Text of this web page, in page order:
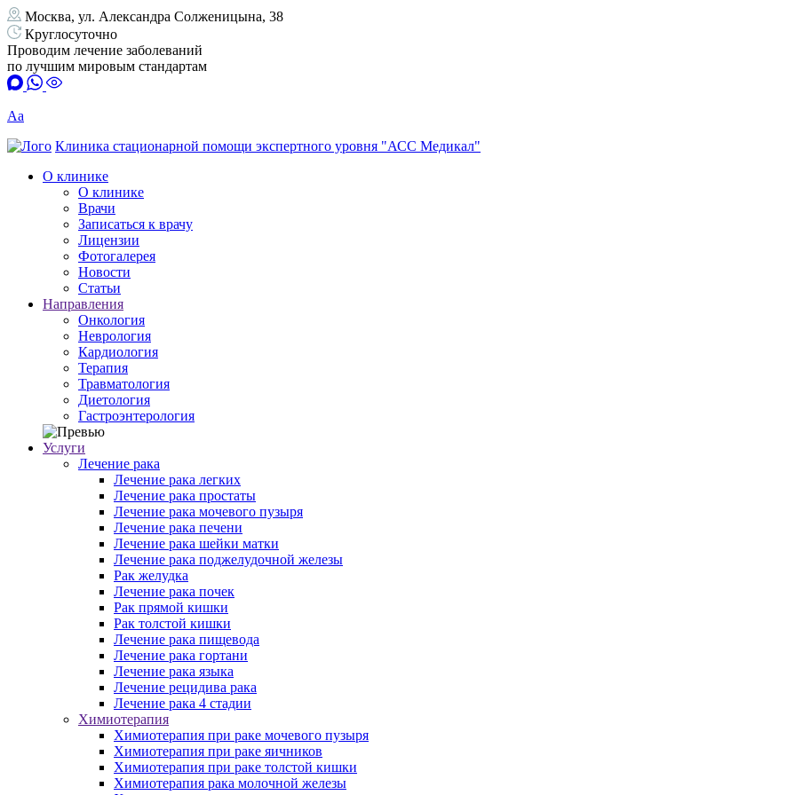
Москва, ул. Александра Солженицына, 38
Круглосуточно
Проводим лечение заболеваний
по лучшим мировым стандартам
Аа
Клиника стационарной помощи экспертного уровня "АСС Медикал"
О клинике
О клинике
Врачи
Записаться к врачу
Лицензии
Фотогалерея
Новости
Статьи
Направления
Онкология
Неврология
Кардиология
Терапия
Травматология
Диетология
Гастроэнтерология
Услуги
Лечение рака
Лечение рака легких
Лечение рака простаты
Лечение рака мочевого пузыря
Лечение рака печени
Лечение рака шейки матки
Лечение рака поджелудочной железы
Рак желудка
Лечение рака почек
Рак прямой кишки
Рак толстой кишки
Лечение рака пищевода
Лечение рака гортани
Лечение рака языка
Лечение рецидива рака
Лечение рака 4 стадии
Химиотерапия
Химиотерапия при раке мочевого пузыря
Химиотерапия при раке яичников
Химиотерапия при раке толстой кишки
Химиотерапия рака молочной железы